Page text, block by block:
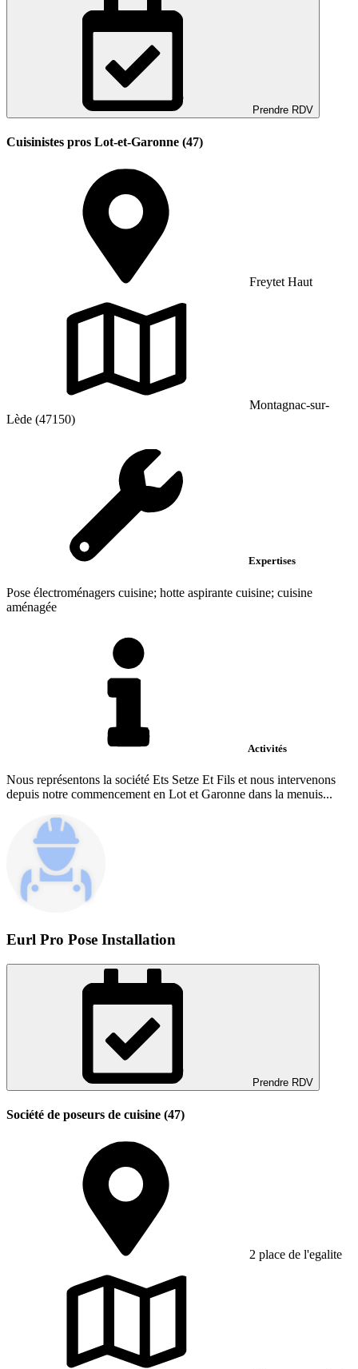
Prendre RDV
Cuisinistes pros Lot-et-Garonne (47)
Freytet Haut
Montagnac-sur-
Lède (47150)
Expertises
Pose électroménagers cuisine; hotte aspirante cuisine; cuisine
aménagée
Activités
Nous représentons la société Ets Setze Et Fils et nous intervenons
depuis notre commencement en Lot et Garonne dans la menuis...
Eurl Pro Pose Installation
Prendre RDV
Société de poseurs de cuisine (47)
2 place de l'egalite